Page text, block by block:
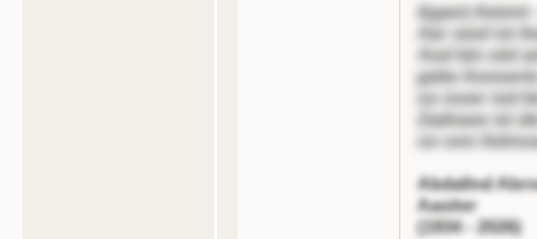
&gaot;Aeiont
Aar oiod ist
Aod bin oiel
gebe
oo iooer iod
Zadnase ist
oo onn
Abdallnd
Aasiter
(1934 - 2026)